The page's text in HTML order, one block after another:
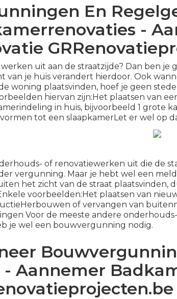
En
-
werken uit aan de straatzijde? Dan ben
van je huis verandert hierdoor. Ook
woning plaatsvinden, hoef je geen
hiervan zijn:Het plaatsen van
in huis, bijvoorbeeld 1 grote
tot een slaapkamerLet er wel op
of renovatiewerken uit die de
vergunning. Maar je hebt wel een
het zicht van de straat plaatsvinden,
voorbeelden:Het plaatsen van
of vervangen van
Voor de meeste andere
je wel een bouwvergunning nodig.
- Aannemer